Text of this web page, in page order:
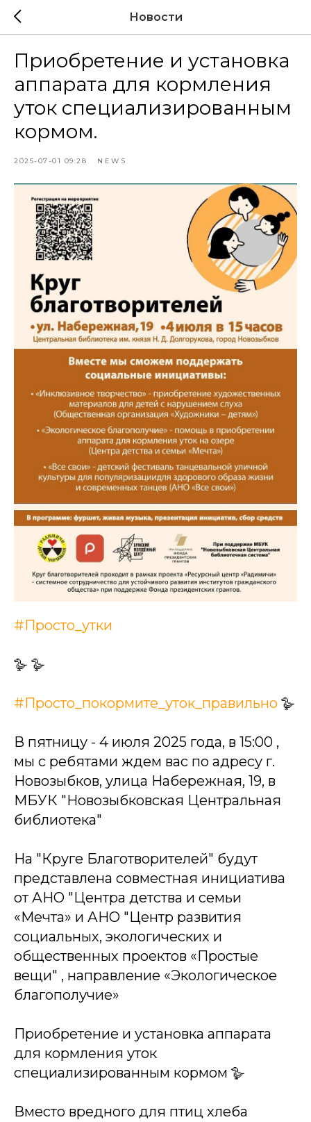
Новости
Приобретение и установка
аппарата для кормления
уток специализированным
кормом.
2025-07-01 09:28 NEWS
#Просто_утки
🪿 🪿
#Просто_покормите_уток_правильно 🪿
В пятницу - 4 июля 2025 года, в 15:00 ,
мы с ребятами ждем вас по адресу г.
Новозыбков, улица Набережная, 19, в
МБУК "Новозыбковская Центральная
библиотека"
На "Круге Благотворителей" будут
представлена совместная инициатива
от АНО "Центра детства и семьи
«Мечта» и АНО "Центр развития
социальных, экологических и
общественных проектов «Простые
вещи" , направление «Экологическое
благополучие»
Приобретение и установка аппарата
для кормления уток
специализированным кормом 🪿
Вместо вредного для птиц хлеба